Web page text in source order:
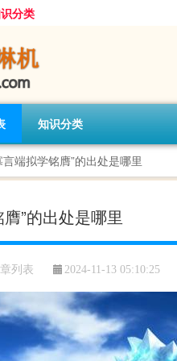
分类
知识分类
言端拟学铭膺”的出处是哪里
”的出处是哪里
列表 2024-11-13 05:10:25